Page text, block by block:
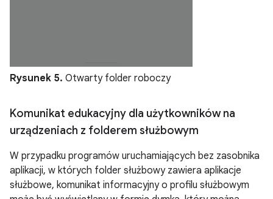
Rysunek 5. Otwarty folder roboczy
Komunikat edukacyjny dla użytkowników na
urządzeniach z folderem służbowym
W przypadku programów uruchamiających bez zasobnika
aplikacji, w których folder służbowy zawiera aplikacje
służbowe, komunikat informacyjny o profilu służbowym